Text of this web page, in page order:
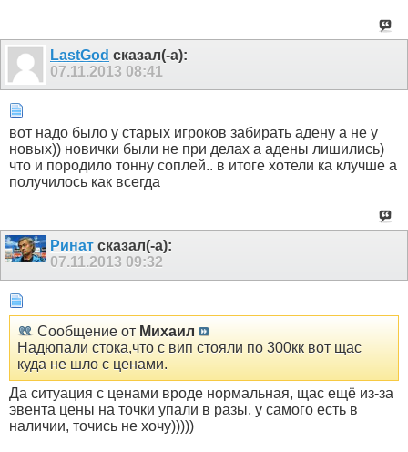
LastGod сказал(-а):
07.11.2013 08:41
вот надо было у старых игроков забирать адену а не у
новых)) новички были не при делах а адены лишились)
что и породило тонну соплей.. в итоге хотели ка клучше а
получилось как всегда
Ринат сказал(-а):
07.11.2013 09:32
Сообщение от Михаил
Надюпали стока,что с вип стояли по 300кк вот щас
куда не шло с ценами.
Да ситуация с ценами вроде нормальная, щас ещё из-за
эвента цены на точки упали в разы, у самого есть в
наличии, точись не хочу)))))